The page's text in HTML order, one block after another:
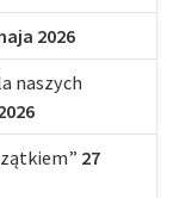
2026
naszych
27